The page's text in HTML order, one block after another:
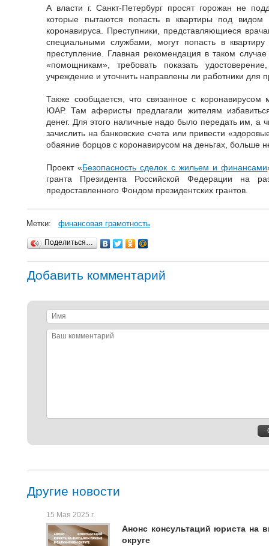
А власти г. Санкт-Петербург просят горожан не
которые пытаются попасть в квартиры под видом
коронавируса. Преступники, представляющиеся
специальными службами, могут попасть в
преступление. Главная рекомендация в таком
«помощникам», требовать показать
учреждение и уточнить направлены ли работники для
Также сообщается, что связанное с коронавирусом
ЮАР. Там аферисты предлагали жителям
денег. Для этого наличные надо было передать им, а
зачислить на банковские счета или привести
обаяние борцов с коронавирусом на деньгах, больше
Проект «Безопасность сделок с жильем и финансами
гранта Президента Российской Федерации на
предоставленного Фондом президентских грантов.
Метки: финансовая грамотность
Поделиться…
Добавить комментарий
Имя
Ваш
Другие новости
15 Мая 2025 г.
Анонс консультаций юриста на
округе